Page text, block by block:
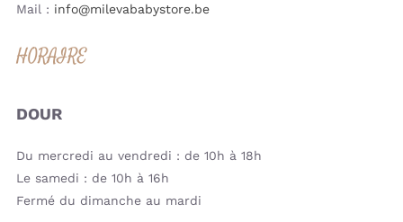
Mail : info@milevababystore.be
HORAIRE
DOUR
Du mercredi au vendredi : de 10h à 18h
Le samedi : de 10h à 16h
Fermé du dimanche au mardi